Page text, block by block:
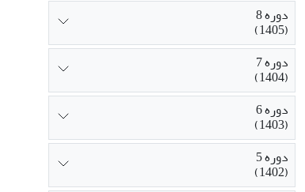
دوره 8
(1405)
دوره 7
(1404)
دوره 6
(1403)
دوره 5
(1402)